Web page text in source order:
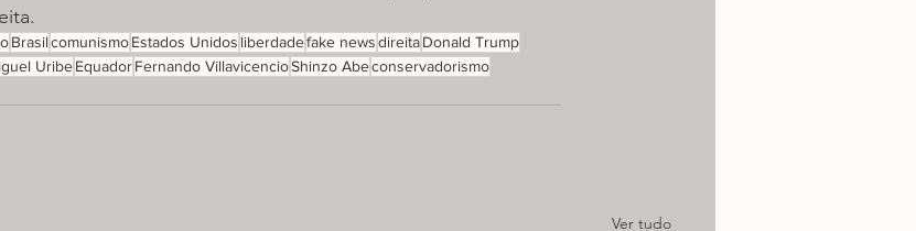
BrasilcomunismoEstados Unidos liberdadefake newsdireitaDonald Trump
UribeEquadorFernando VillavicencioShinzo Abeconservadorismo
Ver tudo